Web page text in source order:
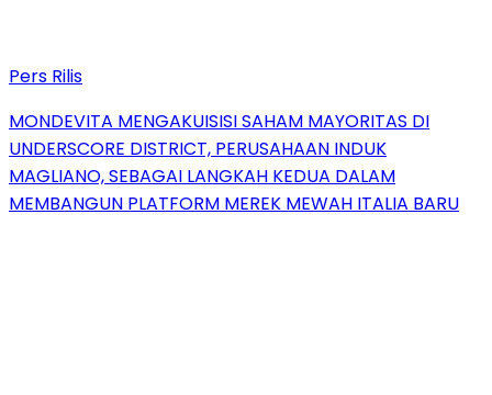
Pers Rilis
MONDEVITA MENGAKUISISI SAHAM MAYORITAS DI
UNDERSCORE DISTRICT, PERUSAHAAN INDUK
MAGLIANO, SEBAGAI LANGKAH KEDUA DALAM
MEMBANGUN PLATFORM MEREK MEWAH ITALIA BARU